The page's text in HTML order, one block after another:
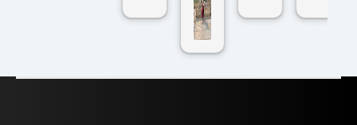
e
ggI
ndi
a
Ne
Va